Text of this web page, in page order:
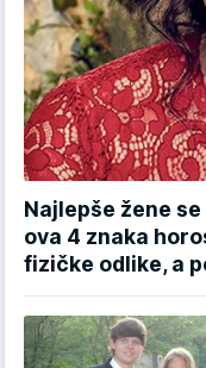
Najlepše žene
ova 4 znaka
fizičke odlike, a